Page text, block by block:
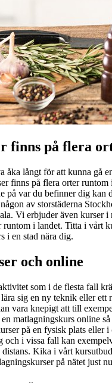
finns på flera
åka långt för att kunna gå
finns på flera orter
på var du befinner dig kan
av storstäderna
Vi erbjuder även kurser i
runtom i landet. Titta i vårt
i en stad nära dig.
och online
som i de flesta fall
sig en ny teknik eller ett
vara knepigt att till
matlagningskurs online
på en fysisk plats eller
och i vissa fall kan
distans. Kika i vårt
på nätet just